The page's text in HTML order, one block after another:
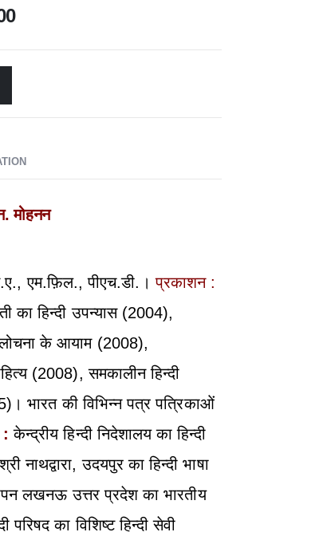
मोहनन
एम.फ़िल., पीएच.डी.। प्रकाशन :
का हिन्दी उपन्यास (2004),
के आयाम (2008),
(2008), समकालीन हिन्दी
भारत की विभिन्न पत्र पत्रिकाओं
: केन्द्रीय हिन्दी निदेशालय का हिन्दी
नाथद्वारा, उदयपुर का हिन्दी भाषा
लखनऊ उत्तर प्रदेश का भारतीय
परिषद का विशिष्ट हिन्दी सेवी